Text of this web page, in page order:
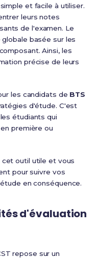
et facile à utiliser.
leurs notes
de l'examen. Le
basée sur les
Ainsi, les
précise de leurs
les candidats de BTS
d'étude. C'est
étudiants qui
première ou
outil utile et vous
pour suivre vos
en conséquence.
d'évaluation
repose sur un